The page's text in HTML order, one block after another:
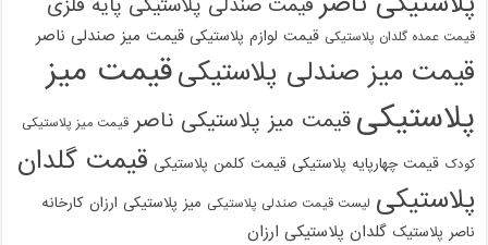
قیمت عمده گلدان پلاستیکی قیمت لوازم پلاستیکی قیمت میز صندلی ناصر
قیمت میز صندلی پلاستیکیقیمت میز
پلاستیکی قیمت میز پلاستیکی ناصر قیمت میز پلاستیکی
کودک قیمت چهارپایه پلاستیکی قیمت کلمن پلاستیکی قیمت گلدان
پلاستیکی لیست قیمت صندلی پلاستیکی میز پلاستیکی ارزان کارخانه
ناصر پلاستیک گلدان پلاستیکی ارزان